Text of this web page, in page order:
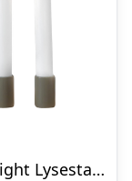
Small Light Lysestager, Beige (2 stk)